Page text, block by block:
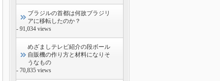
ブラジルの首都は何故ブラジリ
アに移転したのか？
- 91,034 views
めざましテレビ紹介の段ボール
自販機の作り方と材料になりそ
うなもの
- 70,835 views